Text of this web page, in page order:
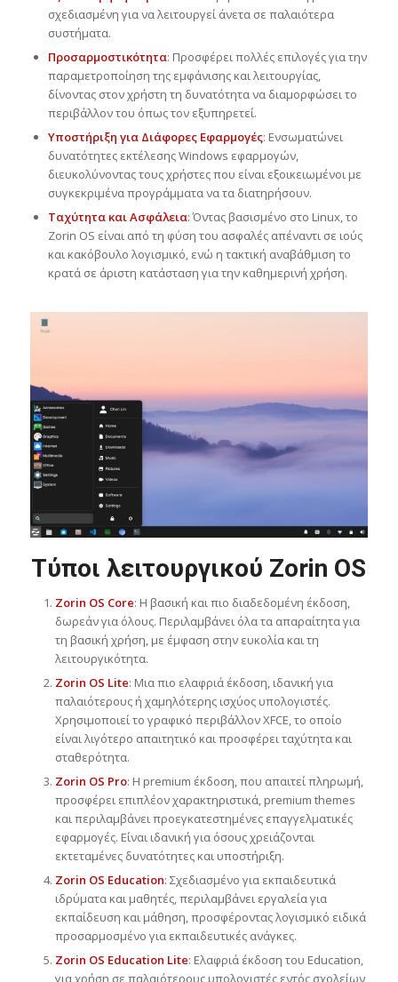
σχεδιασμένη για να λειτουργεί άνετα σε παλαιότερα
συστήματα.
Προσαρμοστικότητα: Προσφέρει πολλές επιλογές για την
παραμετροποίηση της εμφάνισης και λειτουργίας,
δίνοντας στον χρήστη τη δυνατότητα να διαμορφώσει το
περιβάλλον του όπως τον εξυπηρετεί.
Υποστήριξη για Διάφορες Εφαρμογές: Ενσωματώνει
δυνατότητες εκτέλεσης Windows εφαρμογών,
διευκολύνοντας τους χρήστες που είναι εξοικειωμένοι με
συγκεκριμένα προγράμματα να τα διατηρήσουν.
Ταχύτητα και Ασφάλεια: Όντας βασισμένο στο Linux, το
Zorin OS είναι από τη φύση του ασφαλές απέναντι σε ιούς
και κακόβουλο λογισμικό, ενώ η τακτική αναβάθμιση το
κρατά σε άριστη κατάσταση για την καθημερινή χρήση.
Τύποι λειτουργικού Zorin OS
Zorin OS Core: Η βασική και πιο διαδεδομένη έκδοση,
δωρεάν για όλους. Περιλαμβάνει όλα τα απαραίτητα για
τη βασική χρήση, με έμφαση στην ευκολία και τη
λειτουργικότητα.
Zorin OS Lite: Μια πιο ελαφριά έκδοση, ιδανική για
παλαιότερους ή χαμηλότερης ισχύος υπολογιστές.
Χρησιμοποιεί το γραφικό περιβάλλον XFCE, το οποίο
είναι λιγότερο απαιτητικό και προσφέρει ταχύτητα και
σταθερότητα.
Zorin OS Pro: Η premium έκδοση, που απαιτεί πληρωμή,
προσφέρει επιπλέον χαρακτηριστικά, premium themes
και περιλαμβάνει προεγκατεστημένες επαγγελματικές
εφαρμογές. Είναι ιδανική για όσους χρειάζονται
εκτεταμένες δυνατότητες και υποστήριξη.
Zorin OS Education: Σχεδιασμένο για εκπαιδευτικά
ιδρύματα και μαθητές, περιλαμβάνει εργαλεία για
εκπαίδευση και μάθηση, προσφέροντας λογισμικό ειδικά
προσαρμοσμένο για εκπαιδευτικές ανάγκες.
Zorin OS Education Lite: Ελαφριά έκδοση του Education,
για χρήση σε παλαιότερους υπολογιστές εντός σχολείων